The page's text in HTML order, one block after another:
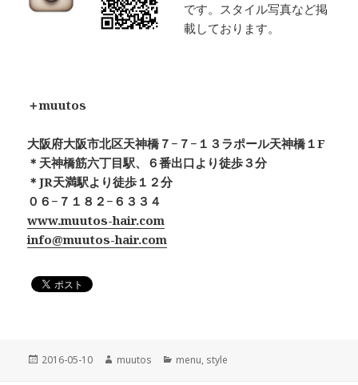
です。スタイル写真など掲
載しております。
＋muutos
大阪府大阪市北区天神橋７−７−１３ラポール天神橋１F
＊天神橋筋六丁目駅、６番出口より徒歩３分
＊JR天満駅より徒歩１２分
０６−７１８２−６３３４
www.muutos-hair.com
info@muutos-hair.com
投
2016-05-10
作
muutos
カ
menu, style